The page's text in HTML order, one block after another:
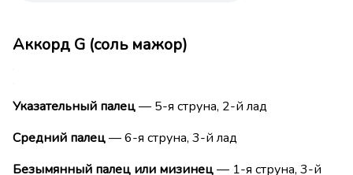
Аккорд G (соль мажор)
Указательный палец— 5-я струна, 2-й лад
Средний палец— 6-я струна, 3-й лад
Безымянный палец или мизинец— 1-я струна, 3-й